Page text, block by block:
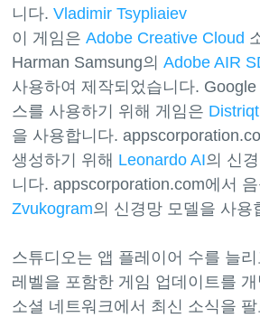
니다.Vladimir Tsypliaiev
이 게임은Adobe Creative Cloud
Harman Samsung의Adobe AIR
사용하여 제작되었습니다. Google
스를 사용하기 위해 게임은 Distriqt
을 사용합니다.
생성하기 위해 Leonardo AI의 신
니다. appscorporation.com에서
Zvukogram의 신경망 모델을 사용
스튜디오는 앱 플레이어 수를 늘
레벨을 포함한 게임 업데이트를
소셜 네트워크에서 최신 소식을